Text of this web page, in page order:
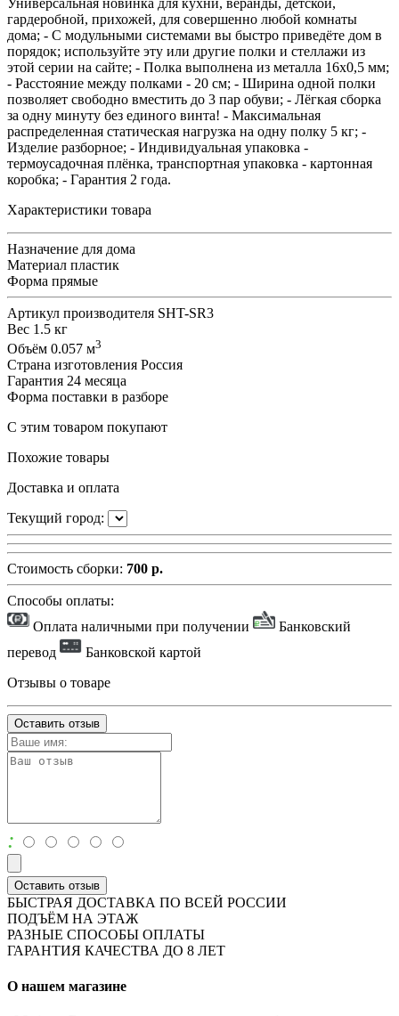
Универсальная новинка для кухни, веранды, детской,
гардеробной, прихожей, для совершенно любой комнаты
дома; - С модульными системами вы быстро приведёте дом в
порядок; используйте эту или другие полки и стеллажи из
этой серии на сайте; - Полка выполнена из металла 16х0,5 мм;
- Расстояние между полками - 20 см; - Ширина одной полки
позволяет свободно вместить до 3 пар обуви; - Лёгкая сборка
за одну минуту без единого винта! - Максимальная
распределенная статическая нагрузка на одну полку 5 кг; -
Изделие разборное; - Индивидуальная упаковка -
термоусадочная плёнка, транспортная упаковка - картонная
коробка; - Гарантия 2 года.
Характеристики товара
Назначение для дома
Материал пластик
Форма прямые
Артикул производителя SHT-SR3
Вес 1.5 кг
Объём 0.057 м3
Страна изготовления Россия
Гарантия 24 месяца
Форма поставки в разборе
С этим товаром покупают
Похожие товары
Доставка и оплата
Текущий город:
Стоимость сборки: 700 р.
Способы оплаты:
Оплата наличными при получении
Банковский
перевод
Банковской картой
Отзывы о товаре
Оставить отзыв
:
Оставить отзыв
БЫСТРАЯ ДОСТАВКА ПО ВСЕЙ РОССИИ
ПОДЪЁМ НА ЭТАЖ
РАЗНЫЕ СПОСОБЫ ОПЛАТЫ
ГАРАНТИЯ КАЧЕСТВА ДО 8 ЛЕТ
О нашем магазине